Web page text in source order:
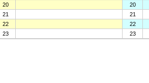
20
20
21
21
22
22
23
23